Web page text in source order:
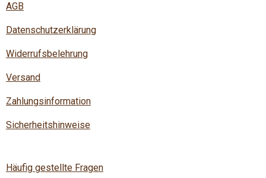
AGB
Datenschutzerklärung
Widerrufsbelehrung
Versand
Zahlungsinformation
Sicherheitshinweise
Häufig gestellte Fragen